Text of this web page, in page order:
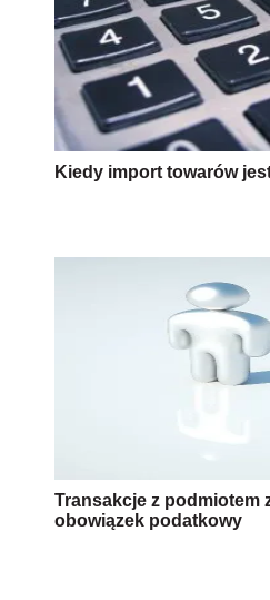
Kiedy import towarów
Transakcje z podmiotem
obowiązek podatkowy